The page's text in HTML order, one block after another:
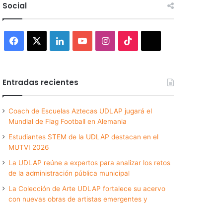
Social
Facebook LinkedInYouTubeInstagram
Entradas recientes
Coach de Escuelas Aztecas UDLAP jugará el
Mundial de Flag Football en Alemania
Estudiantes STEM de la UDLAP destacan en el
MUTVI 2026
La UDLAP reúne a expertos para analizar los retos
de la administración pública municipal
La Colección de Arte UDLAP fortalece su acervo
con nuevas obras de artistas emergentes y